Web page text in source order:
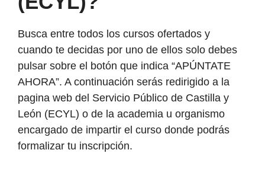
Busca entre todos los cursos ofertados y
cuando te decidas por uno de ellos solo debes
pulsar sobre el botón que indica “APÚNTATE
AHORA”. A continuación serás redirigido a la
pagina web del Servicio Público de Castilla y
León (ECYL) o de la academia u organismo
encargado de impartir el curso donde podrás
formalizar tu inscripción.